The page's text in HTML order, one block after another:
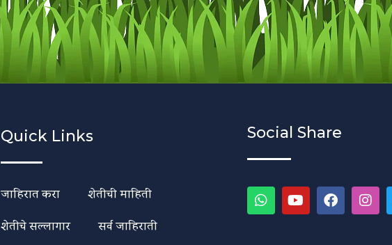
Quick Links
जाहिरात करा
शेतीची माहिती
शेतीचे सल्लागार
सर्व जाहिराती
Social Share